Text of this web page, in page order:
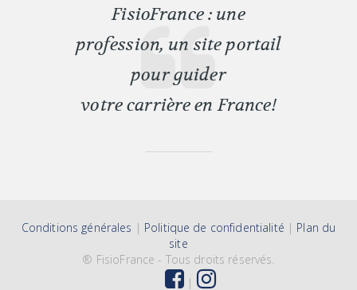
FisioFrance : une
profession, un site portail
pour guider
votre carrière en France!
Conditions générales | Politique de confidentialité | Plan du
site
® FisioFrance- Tous droits réservés.
|